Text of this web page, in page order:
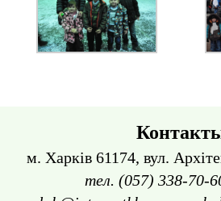
м. Харків 61174, вул.
тел. (057) 338-70-